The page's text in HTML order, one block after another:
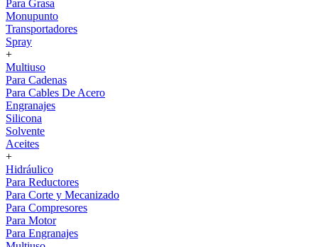
Para Grasa
Monupunto
Transportadores
Spray
+
Multiuso
Para Cadenas
Para Cables De Acero
Engranajes
Silicona
Solvente
Aceites
+
Hidráulico
Para Reductores
Para Corte y Mecanizado
Para Compresores
Para Motor
Para Engranajes